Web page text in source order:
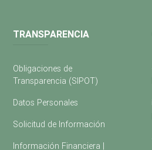
TRANSPARENCIA
Obligaciones de
Transparencia (SIPOT)
Datos Personales
Solicitud de Información
Información Financiera |